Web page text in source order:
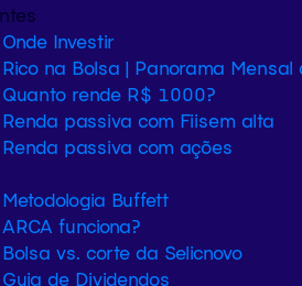
Onde Investir
Rico na Bolsa | Panorama Mensal
Quanto rende R$ 1000?
Renda passiva com Fiisem alta
Renda passiva com ações
Metodologia Buffett
ARCA funciona?
Bolsa vs. corte da Selicnovo
Guia de Dividendos